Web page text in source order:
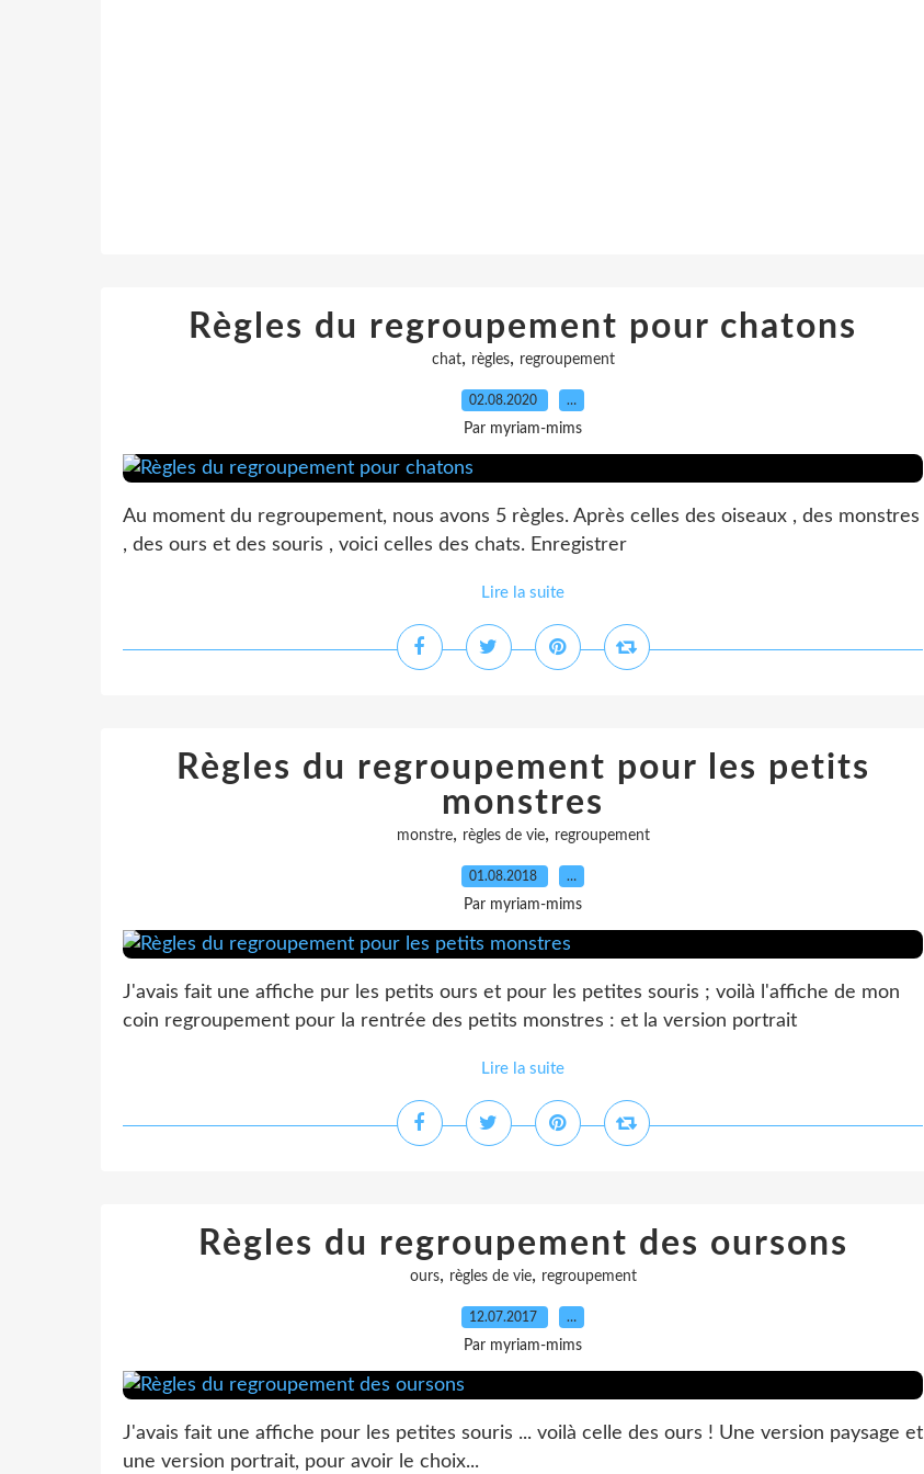
Règles du regroupement pour chatons
chat, règles, regroupement
02.08.2020 …
Par myriam-mims
Au moment du regroupement, nous avons 5 règles. Après celles des oiseaux , des monstres
, des ours et des souris , voici celles des chats. Enregistrer
Lire la suite
Règles du regroupement pour les petits
monstres
monstre, règles de vie, regroupement
01.08.2018 …
Par myriam-mims
J'avais fait une affiche pur les petits ours et pour les petites souris ; voilà l'affiche de mon
coin regroupement pour la rentrée des petits monstres : et la version portrait
Lire la suite
Règles du regroupement des oursons
ours, règles de vie, regroupement
12.07.2017 …
Par myriam-mims
J'avais fait une affiche pour les petites souris ... voilà celle des ours ! Une version paysage et
une version portrait, pour avoir le choix...